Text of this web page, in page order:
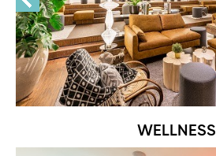
WELLNESS